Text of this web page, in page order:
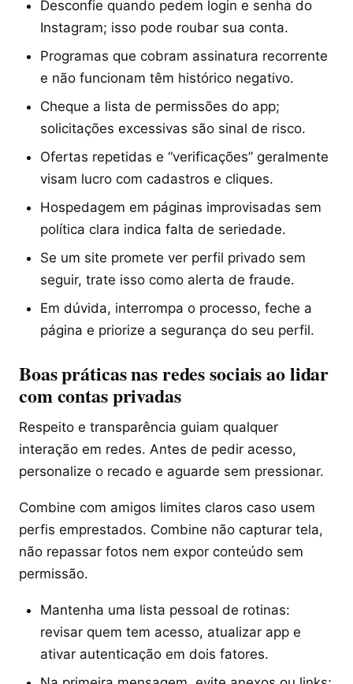
Desconfie quando pedem login e senha do
Instagram; isso pode roubar sua conta.
Programas que cobram assinatura recorrente
e não funcionam têm histórico negativo.
Cheque a lista de permissões do app;
solicitações excessivas são sinal de risco.
Ofertas repetidas e “verificações” geralmente
visam lucro com cadastros e cliques.
Hospedagem em páginas improvisadas sem
política clara indica falta de seriedade.
Se um site promete ver perfil privado sem
seguir, trate isso como alerta de fraude.
Em dúvida, interrompa o processo, feche a
página e priorize a segurança do seu perfil.
Boas práticas nas redes sociais ao lidar
com contas privadas
Respeito e transparência guiam qualquer
interação em redes. Antes de pedir acesso,
personalize o recado e aguarde sem pressionar.
Combine com amigos limites claros caso usem
perfis emprestados. Combine não capturar tela,
não repassar fotos nem expor conteúdo sem
permissão.
Mantenha uma lista pessoal de rotinas:
revisar quem tem acesso, atualizar app e
ativar autenticação em dois fatores.